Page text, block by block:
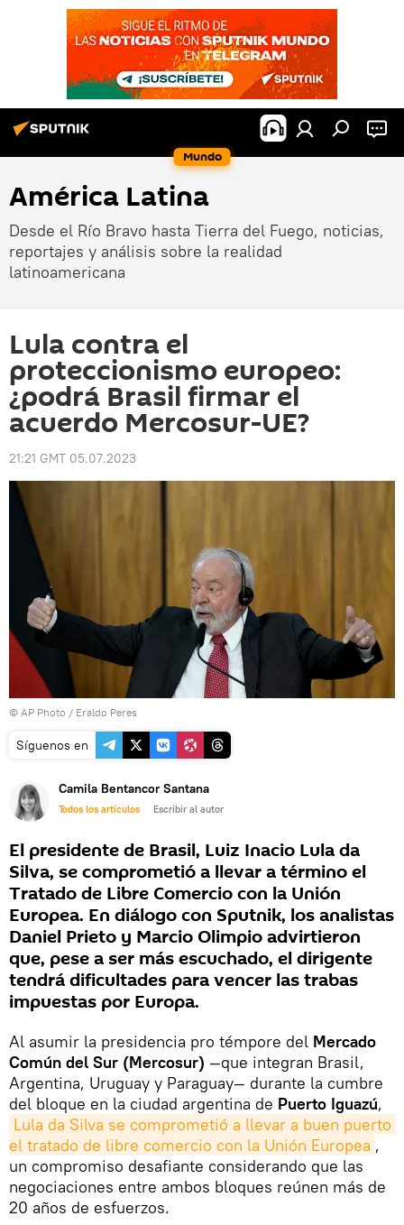
Mundo
América Latina
Desde el Río Bravo hasta Tierra del Fuego, noticias,
reportajes y análisis sobre la realidad
latinoamericana
Lula contra el
proteccionismo europeo:
¿podrá Brasil firmar el
acuerdo Mercosur-UE?
21:21 GMT 05.07.2023
© AP Photo / Eraldo Peres
Síguenos en
Camila Bentancor Santana
Todos los artículos Escribir al autor
El presidente de Brasil, Luiz Inacio Lula da
Silva, se comprometió a llevar a término el
Tratado de Libre Comercio con la Unión
Europea. En diálogo con Sputnik, los analistas
Daniel Prieto y Marcio Olimpio advirtieron
que, pese a ser más escuchado, el dirigente
tendrá dificultades para vencer las trabas
impuestas por Europa.
Al asumir la presidencia pro témpore del Mercado
Común del Sur (Mercosur) —que integran Brasil,
Argentina, Uruguay y Paraguay— durante la cumbre
del bloque en la ciudad argentina de Puerto Iguazú,
Lula da Silva se comprometió a llevar a buen puerto
el tratado de libre comercio con la Unión Europea ,
un compromiso desafiante considerando que las
negociaciones entre ambos bloques reúnen más de
20 años de esfuerzos.